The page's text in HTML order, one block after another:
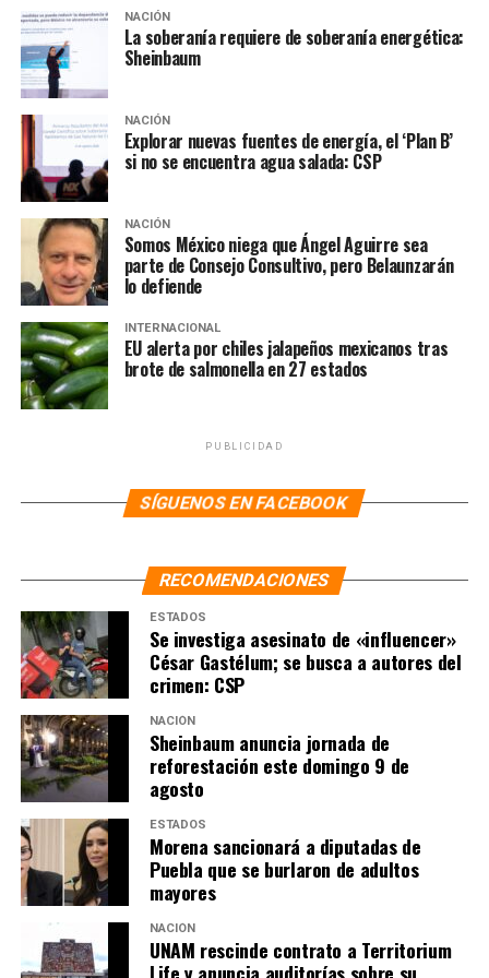
yacimientos, sale con agua y sale con sal, entonces lo
que hay que hacer es poner productos químicos para
desalar y deshidratar, para tener las especificaciones
adecuadas de la calidad del crudo”, precisó.
Rodríguez Padilla señaló que la división internacional de
Pemex tiene contratos donde se específica las
características que debe tener el petróleo, el contenido
de sal y silice y otros metales pasados.
“Últimamente han estado quejándose un poco de la
cantidad de agua y de sal que trae, en el último mes.
Empezó a finales de diciembre, ya lo estamos
controlando, el contenido ha bajado muchísimo, ya
estamos muy cerca de las especificaciones, es
coyuntural”, insistió.
CLAUDIA SHEINBAUM PARDO
MAÑANERAS DEL PUEBLO
PEMEX
de confianza de Pemex, revela Sheinbaum
Sheinbaum envía carta a Trump por imposición de
aranceles al acero
NACIÓN
La soberanía requiere de soberanía energética:
Sheinbaum
NACIÓN
Explorar nuevas fuentes de energía, el ‘Plan B’
si no se encuentra agua salada: CSP
NACIÓN
Somos México niega que Ángel Aguirre sea
parte de Consejo Consultivo, pero Belaunzarán
lo defiende
INTERNACIONAL
EU alerta por chiles jalapeños mexicanos tras
brote de salmonella en 27 estados
PUBLICIDAD
SÍGUENOS EN FACEBOOK
RECOMENDACIONES
ESTADOS
Se investiga asesinato de «influencer»
César Gastélum; se busca a autores del
crimen: CSP
NACIÓN
Sheinbaum anuncia jornada de
reforestación este domingo 9 de
agosto
ESTADOS
Morena sancionará a diputadas de
Puebla que se burlaron de adultos
mayores
NACIÓN
UNAM rescinde contrato a Territorium
Life y anuncia auditorías sobre su